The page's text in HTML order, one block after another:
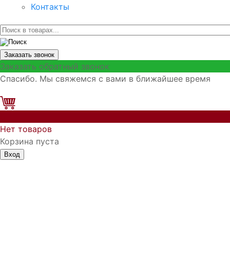
Контакты
Заказать звонок
Заказать обратный звонок
Спасибо. Мы свяжемся с вами в ближайшее время
Нет товаров
Корзина пуста
Вход